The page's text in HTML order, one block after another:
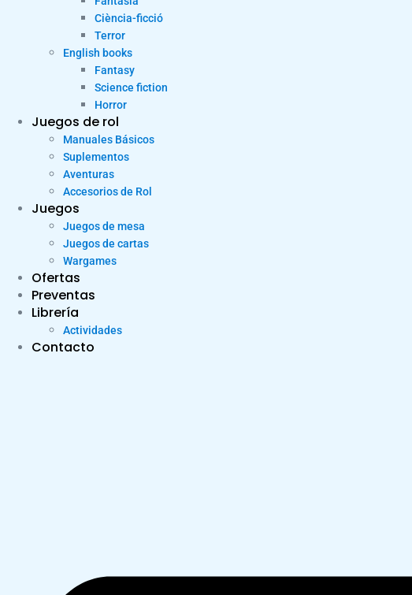
Ciència-ficció
Terror
English books
Fantasy
Science fiction
Horror
Juegos de rol
Manuales Básicos
Suplementos
Aventuras
Accesorios de Rol
Juegos
Juegos de mesa
Juegos de cartas
Wargames
Ofertas
Preventas
Librería
Actividades
Contacto